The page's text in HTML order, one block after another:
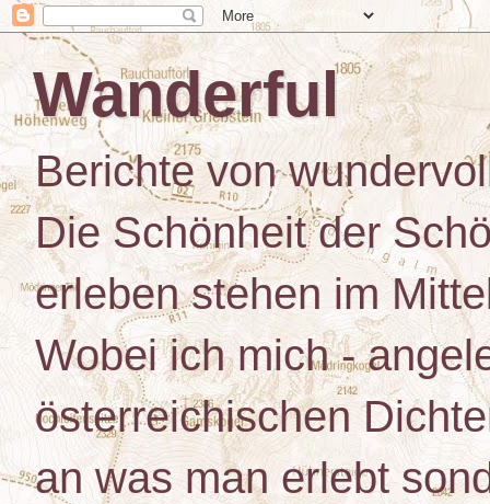
Wanderful
Berichte von
Die Schönheit der
erleben stehen im
Wobei ich mich -
österreichischen
an was man erlebt